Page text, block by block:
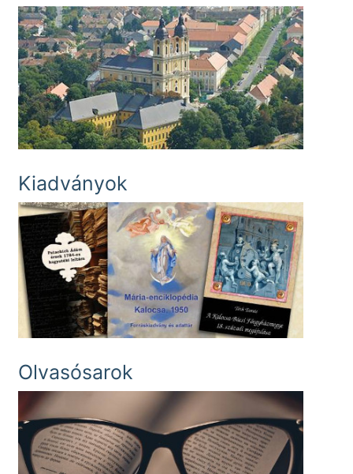
Kiadványok
Olvasósarok